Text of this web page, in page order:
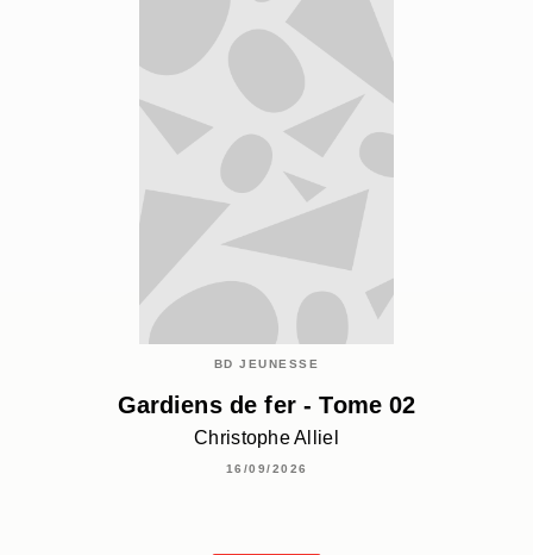
BD JEUNESSE
Gardiens de fer - Tome 02
Christophe Alliel
16/09/2026